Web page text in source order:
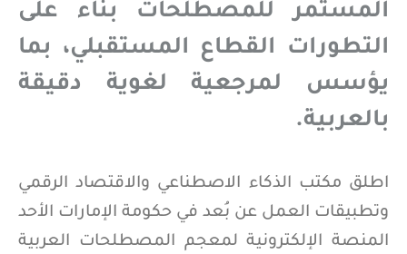
المستمر للمصطلحات بناء على
التطورات القطاع المستقبلي، بما
يؤسس لمرجعية لغوية دقيقة
بالعربية.
اطلق مكتب الذكاء الاصطناعي والاقتصاد الرقمي
وتطبيقات العمل عن بُعد في حكومة الإمارات الأحد
المنصة الإلكترونية لمعجم المصطلحات العربية